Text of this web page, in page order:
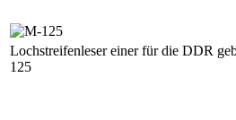
Lochstreifenleser einer für die DDR
125